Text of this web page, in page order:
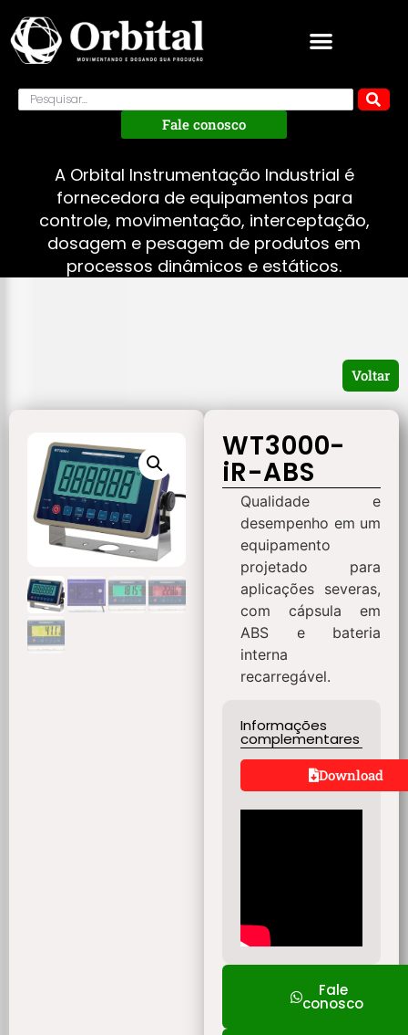
Fale conosco
A Orbital Instrumentação Industrial é
fornecedora de equipamentos para
controle, movimentação, interceptação,
dosagem e pesagem de produtos em
processos dinâmicos e estáticos.
Voltar
WT3000-
iR-ABS
Qualidade e
desempenho em um
equipamento
projetado para
aplicações severas,
com cápsula em
ABS e bateria
interna
recarregável.
Informações
complementares
Download
Fale
conosco